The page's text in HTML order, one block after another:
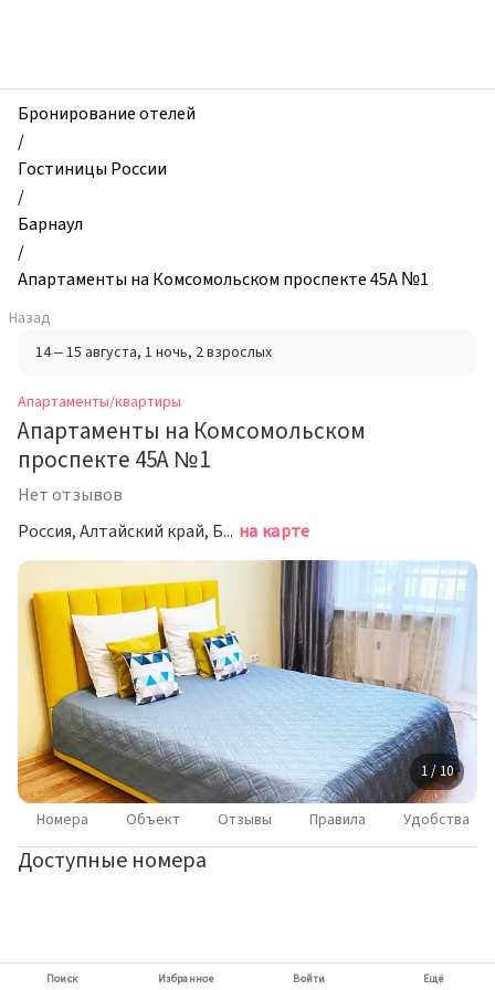
и
квартиры,
Апартаменты
на
Комсомольском
проспекте
45А
№1,
Барнаул,
Россия
Бронирование отелей
/
Гостиницы России
/
Барнаул
/
Апартаменты на Комсомольском проспекте 45А №1
Назад
14 – 15 августа, 1 ночь, 2 взрослых
Апартаменты/квартиры
Апартаменты на Комсомольском
проспекте 45А №1
Нет отзывов
Россия, Алтайский край, Барнаул, Комсомольский проспект, 45А на карте
1 / 10
Номера Объект Отзывы Правила Удобства
Доступные номера
Поиск Избранное Войти Ещё